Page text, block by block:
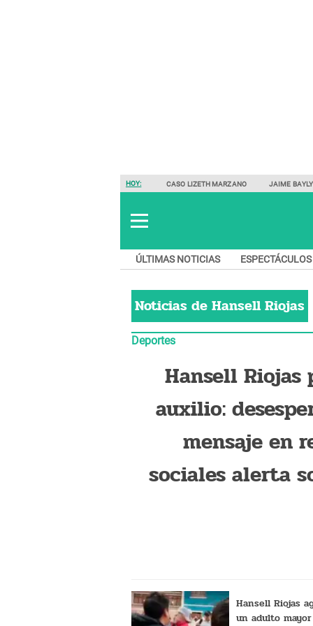
HOY: CASO LIZETH MARZANO JAIME BAYLY
ÚLTIMAS NOTICIAS ESPECTÁCULOS
Noticias deHansell Riojas
Deportes
Hansell Riojas
auxilio:
mensaje en
sociales alerta
Hansell Riojas
un adulto